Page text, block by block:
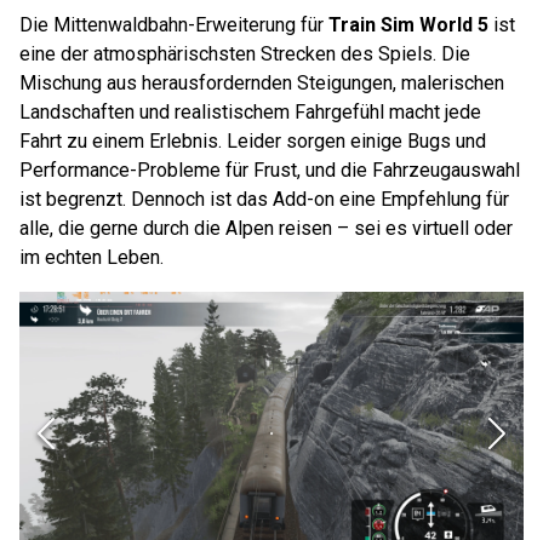
Die Mittenwaldbahn-Erweiterung für Train Sim World 5 ist
eine der atmosphärischsten Strecken des Spiels. Die
Mischung aus herausfordernden Steigungen, malerischen
Landschaften und realistischem Fahrgefühl macht jede
Fahrt zu einem Erlebnis. Leider sorgen einige Bugs und
Performance-Probleme für Frust, und die Fahrzeugauswahl
ist begrenzt. Dennoch ist das Add-on eine Empfehlung für
alle, die gerne durch die Alpen reisen – sei es virtuell oder
im echten Leben.